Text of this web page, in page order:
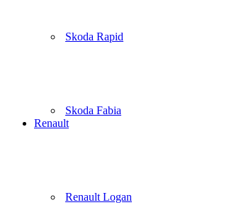
Skoda Rapid
Skoda Fabia
Renault
Renault Logan